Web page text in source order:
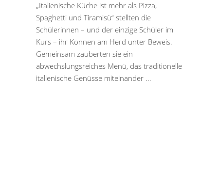
„Italienische Küche ist mehr als Pizza,
Spaghetti und Tiramisù“ stellten die
Schülerinnen – und der einzige Schüler im
Kurs – ihr Können am Herd unter Beweis.
Gemeinsam zauberten sie ein
abwechslungsreiches Menü, das traditionelle
italienische Genüsse miteinander